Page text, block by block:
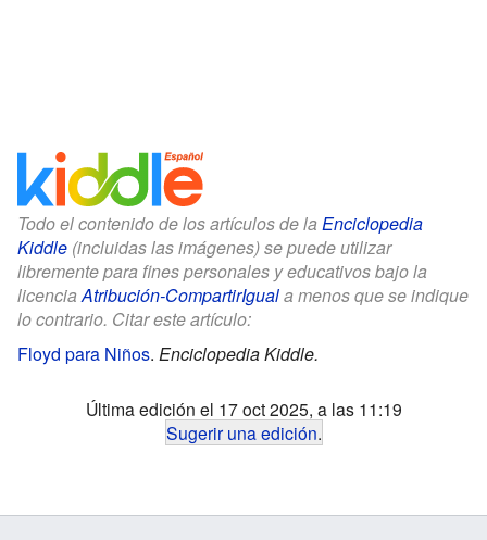
Todo el contenido de los artículos de la Enciclopedia
Kiddle (incluidas las imágenes) se puede utilizar
libremente para fines personales y educativos bajo la
licenciaAtribución-CompartirIguala menos que se indique
lo contrario. Citar este artículo:
Floyd para Niños. Enciclopedia Kiddle.
Última edición el 17 oct 2025, a las 11:19
Sugerir una edición.